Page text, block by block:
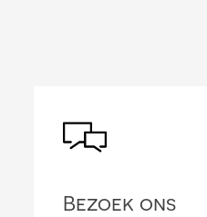
Bezoek ons